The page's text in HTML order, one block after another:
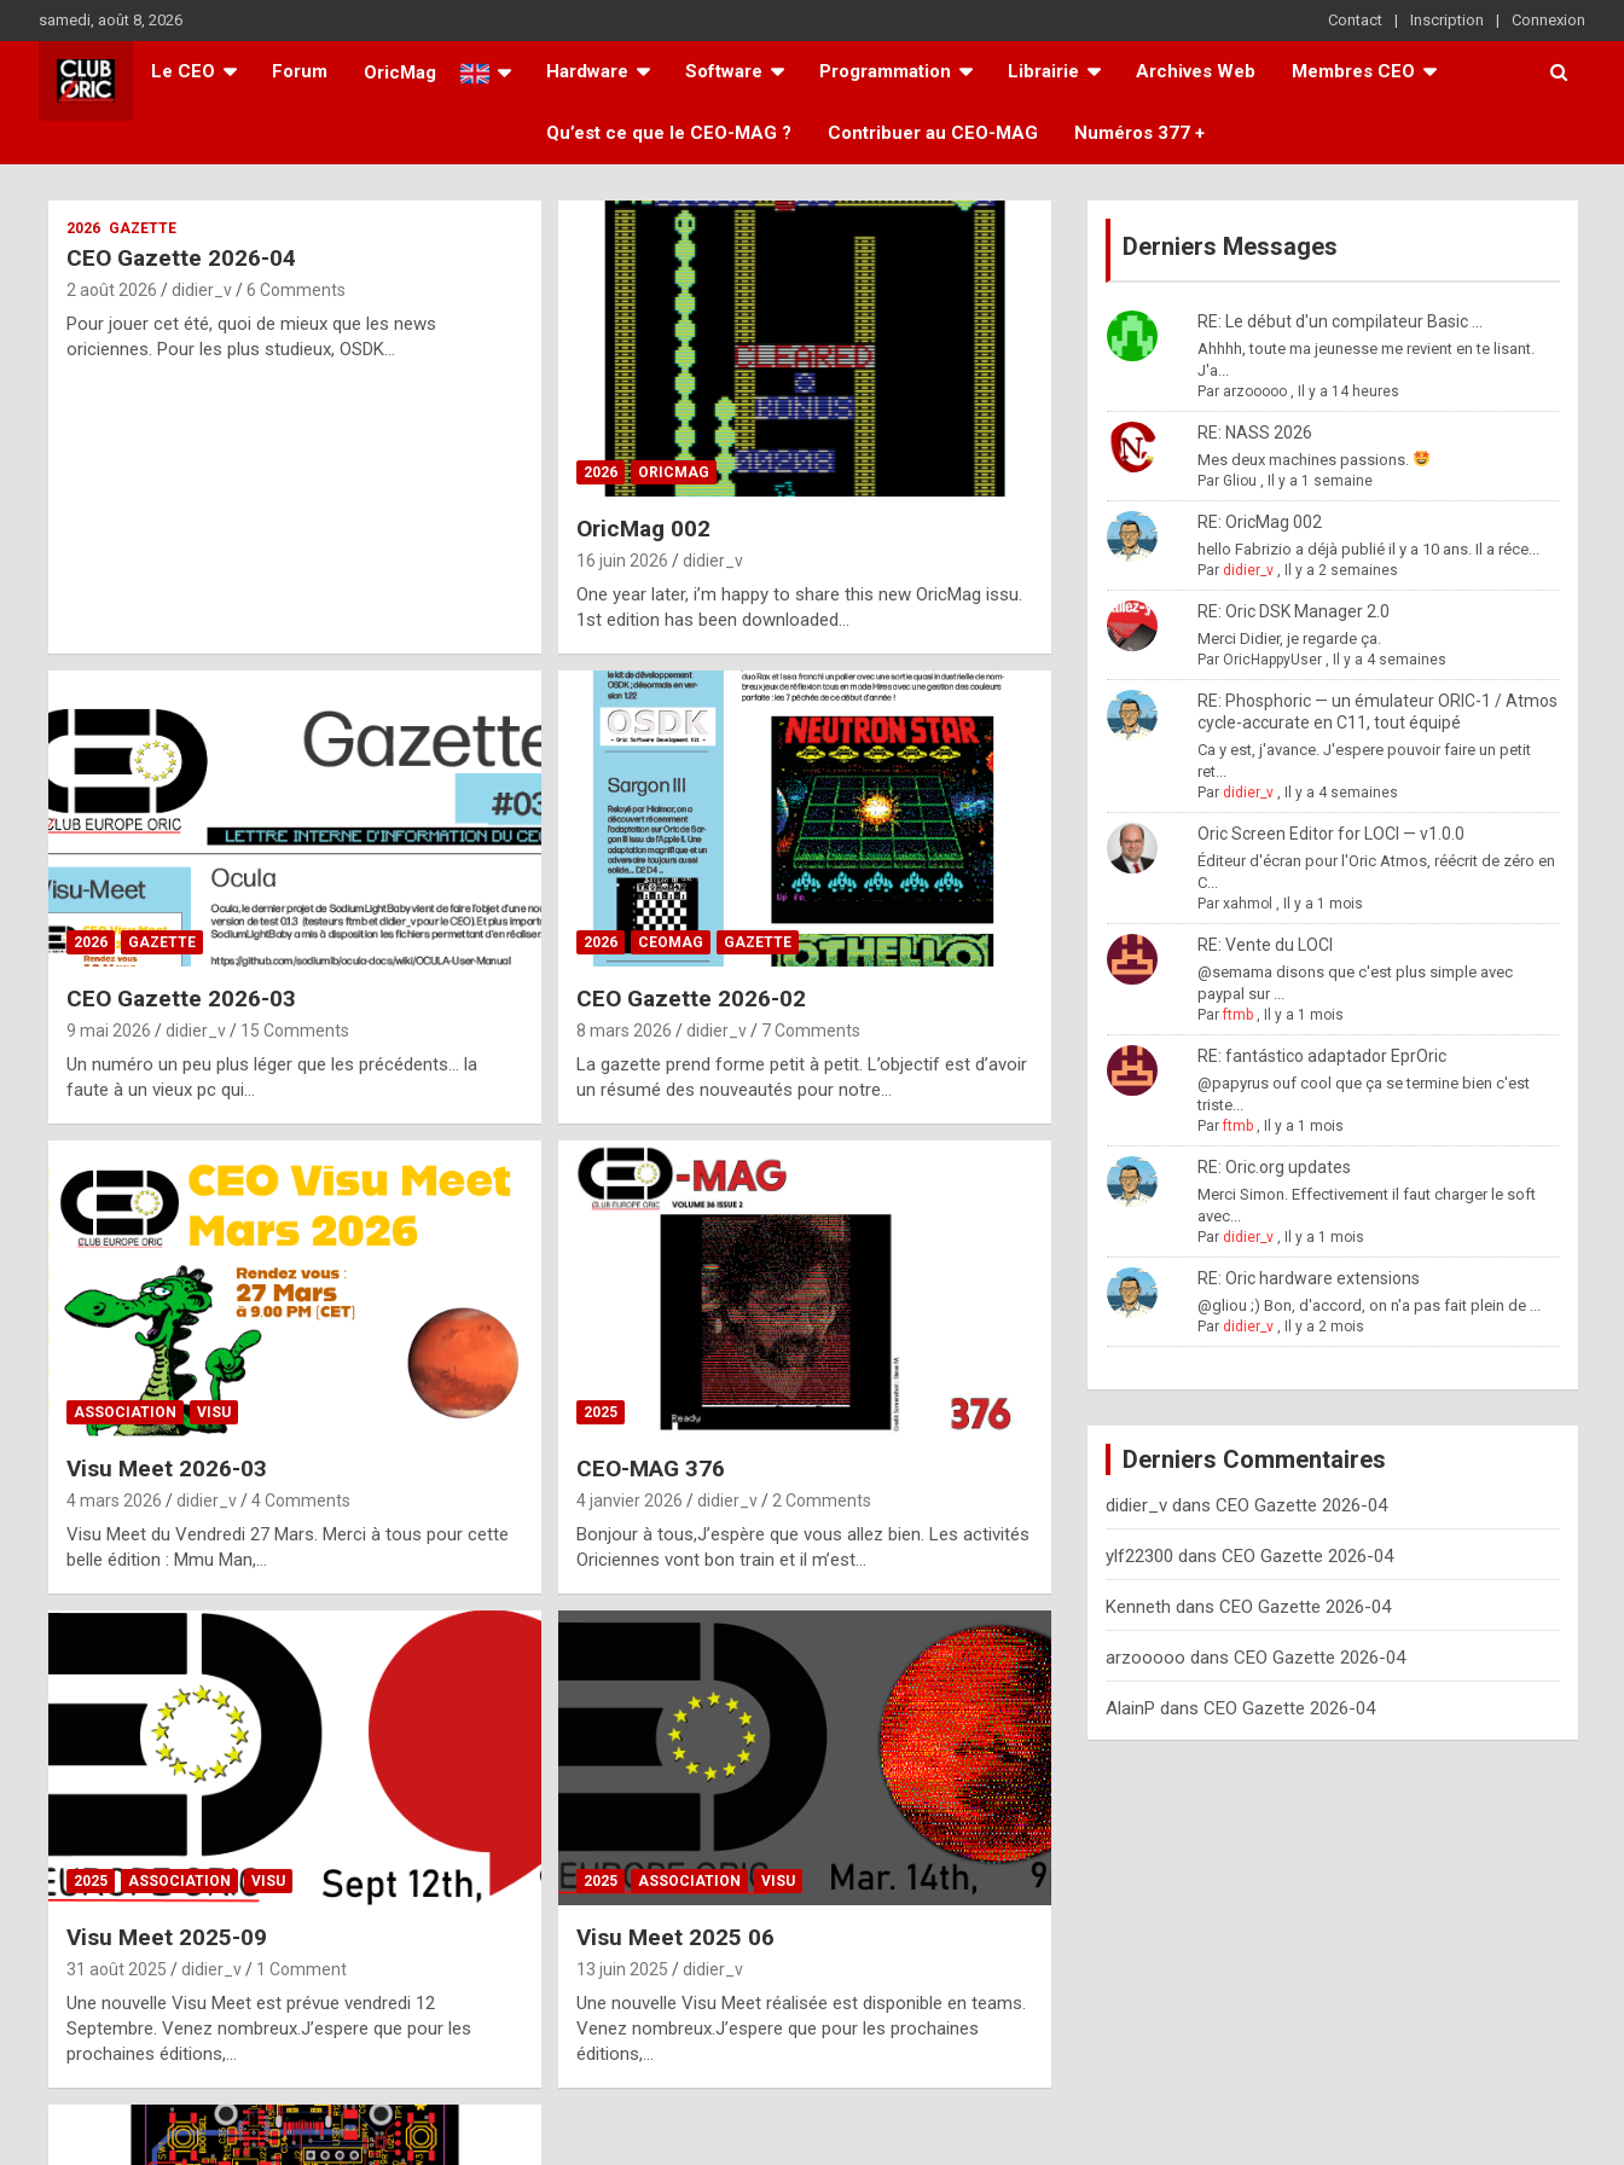
to
content
samedi, août 8, 2026 Contact Inscription Connexion
Le CEO Forum OricMag Hardware Software Programmation Librairie Archives Web Membres CEO
Qu’est ce que le CEO-MAG ? Contribuer au CEO-MAG Numéros 377 +
ff
m
2026 GAZETTE
CEO Gazette 2026-04
2 août 2026 didier_v 6 Comments
Pour jouer cet été, quoi de mieux que les news
oriciennes. Pour les plus studieux, OSDK…
2026 ORICMAG
OricMag 002
16 juin 2026 didier_v
One year later, i’m happy to share this new OricMag issu.
1st edition has been downloaded…
2026 GAZETTE
CEO Gazette 2026-03
9 mai 2026 didier_v 15 Comments
Un numéro un peu plus léger que les précédents… la
faute à un vieux pc qui…
2026 CEOMAG GAZETTE
CEO Gazette 2026-02
8 mars 2026 didier_v 7 Comments
La gazette prend forme petit à petit. L’objectif est d’avoir
un résumé des nouveautés pour notre…
ASSOCIATION VISU
Visu Meet 2026-03
4 mars 2026 didier_v 4 Comments
Visu Meet du Vendredi 27 Mars. Merci à tous pour cette
belle édition : Mmu Man,…
2025
CEO-MAG 376
4 janvier 2026 didier_v 2 Comments
Bonjour à tous,J’espère que vous allez bien. Les activités
Oriciennes vont bon train et il m’est…
2025 ASSOCIATION VISU
Visu Meet 2025-09
31 août 2025 didier_v 1 Comment
Une nouvelle Visu Meet est prévue vendredi 12
Septembre. Venez nombreux.J’espere que pour les
prochaines éditions,…
2025 ASSOCIATION VISU
Visu Meet 2025 06
13 juin 2025 didier_v
Une nouvelle Visu Meet réalisée est disponible en teams.
Venez nombreux.J’espere que pour les prochaines
éditions,…
Derniers Messages
RE: Le début d'un compilateur Basic ...
Ahhhh, toute ma jeunesse me revient en te lisant.
J'a...
Par arzooooo, Il y a 14 heures
RE: NASS 2026
Mes deux machines passions.
Par Gliou , Il y a 1 semaine
RE: OricMag 002
hello Fabrizio a déjà publié il y a 10 ans. Il a réce...
Par didier_v, Il y a 2 semaines
RE: Oric DSK Manager 2.0
Merci Didier, je regarde ça.
Par OricHappyUser, Il y a 4 semaines
RE: Phosphoric — un émulateur ORIC-1 / Atmos
cycle-accurate en C11, tout équipé
Ca y est, j'avance. J'espere pouvoir faire un petit
ret...
Par didier_v, Il y a 4 semaines
Oric Screen Editor for LOCI — v1.0.0
Éditeur d'écran pour l'Oric Atmos, réécrit de zéro en
C...
Par xahmol , Il y a 1 mois
RE: Vente du LOCI
@semama disons que c'est plus simple avec
paypal sur ...
Parftmb, Il y a 1 mois
RE: fantástico adaptador EprOric
@papyrus ouf cool que ça se termine bien c'est
triste...
Parftmb, Il y a 1 mois
RE: Oric.org updates
Merci Simon. Effectivement il faut charger le soft
avec...
Par didier_v, Il y a 1 mois
RE: Oric hardware extensions
@gliou ;) Bon, d'accord, on n'a pas fait plein de ...
Par didier_v, Il y a 2 mois
Derniers Commentaires
didier_vdans CEO Gazette 2026-04
ylf22300 dans CEO Gazette 2026-04
Kenneth dans CEO Gazette 2026-04
arzooooo dans CEO Gazette 2026-04
AlainP dans CEO Gazette 2026-04